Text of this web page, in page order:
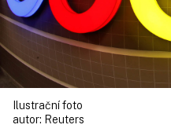
Ilustrační foto
autor: Reuters